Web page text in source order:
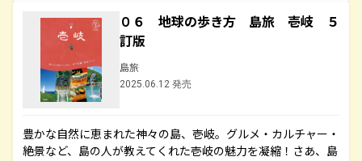
０６ 地球の歩き方 島旅 壱岐 ５
訂版
島旅
2025.06.12 発売
豊かな自然に恵まれた神々の島、壱岐。グルメ・カルチャー・
絶景など、島の人が教えてくれた壱岐の魅力を凝縮！さあ、島